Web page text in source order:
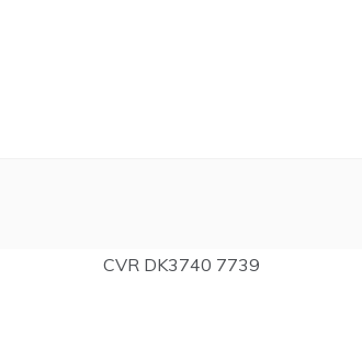
CVR DK3740 7739